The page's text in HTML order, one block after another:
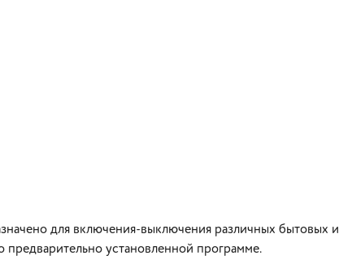
для включения-выключения различных бытовых и
установленной программе.